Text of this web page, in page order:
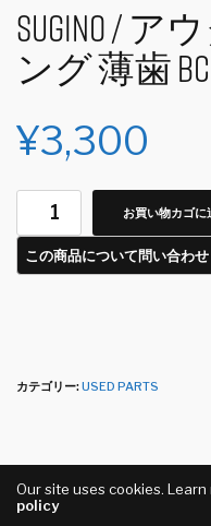
SUGINO /
ング 薄歯
¥3,300
お買い物カゴに
カテゴリー:USED PARTS
Our site uses cookies.
policy